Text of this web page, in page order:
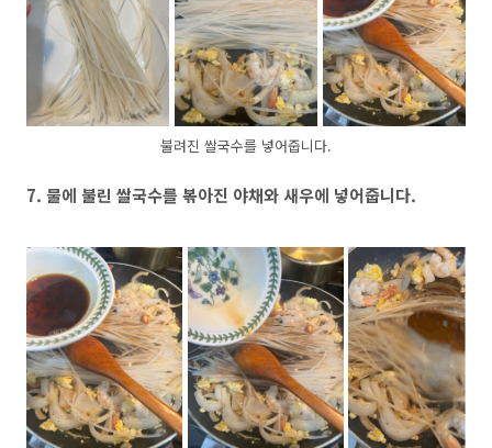
불려진 쌀국수를 넣어줍니다.
7. 물에 불린 쌀국수를 볶아진 야채와 새우에 넣어줍니다.